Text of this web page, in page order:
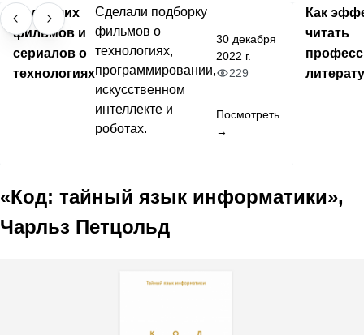
50 лучших
фильмов и
сериалов о
технологиях
Сделали подборку
фильмов о
технологиях,
программировании,
искусственном
интеллекте и
роботах.
30 декабря
2022 г.
229
Посмотреть
→
Как
читать
«Код: тайный язык информатики»,
Чарльз Петцольд